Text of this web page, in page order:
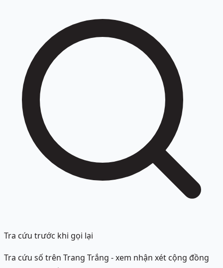
Tra cứu trước khi gọi lại
Tra cứu số trên Trang Trắng - xem nhận xét cộng đồng